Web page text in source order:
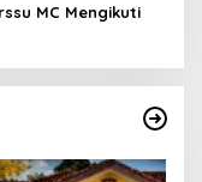
MC Mengikuti